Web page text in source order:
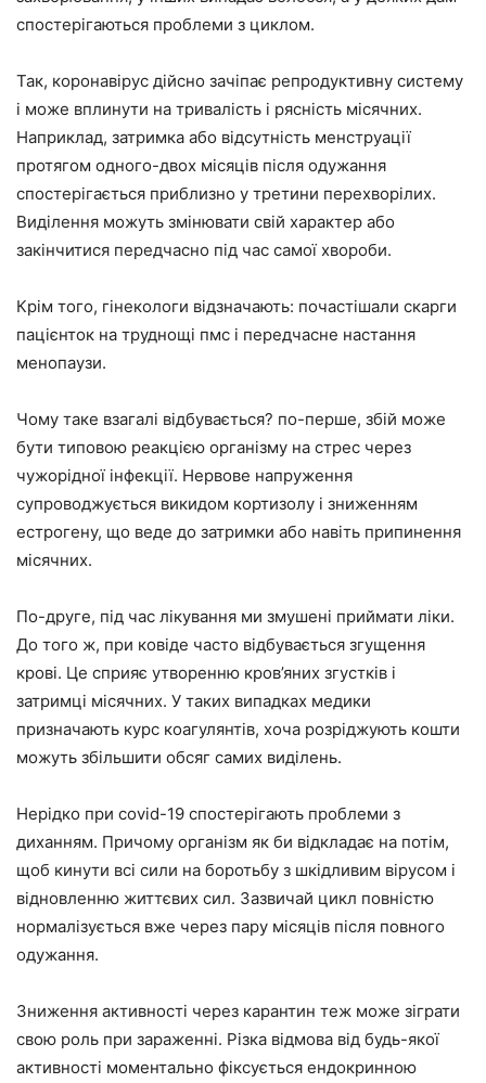
спостерігаються проблеми з циклом.
Так, коронавірус дійсно зачіпає репродуктивну систему
і може вплинути на тривалість і рясність місячних.
Наприклад, затримка або відсутність менструації
протягом одного-двох місяців після одужання
спостерігається приблизно у третини перехворілих.
Виділення можуть змінювати свій характер або
закінчитися передчасно під час самої хвороби.
Крім того, гінекологи відзначають: почастішали скарги
пацієнток на труднощі пмс і передчасне настання
менопаузи.
Чому таке взагалі відбувається? по-перше, збій може
бути типовою реакцією організму на стрес через
чужорідної інфекції. Нервове напруження
супроводжується викидом кортизолу і зниженням
естрогену, що веде до затримки або навіть припинення
місячних.
По-друге, під час лікування ми змушені приймати ліки.
До того ж, при ковіде часто відбувається згущення
крові. Це сприяє утворенню кров’яних згустків і
затримці місячних. У таких випадках медики
призначають курс коагулянтів, хоча розріджують кошти
можуть збільшити обсяг самих виділень.
Нерідко при covid-19 спостерігають проблеми з
диханням. Причому організм як би відкладає на потім,
щоб кинути всі сили на боротьбу з шкідливим вірусом і
відновленню життєвих сил. Зазвичай цикл повністю
нормалізується вже через пару місяців після повного
одужання.
Зниження активності через карантин теж може зіграти
свою роль при зараженні. Різка відмова від будь-якої
активності моментально фіксується ендокринною